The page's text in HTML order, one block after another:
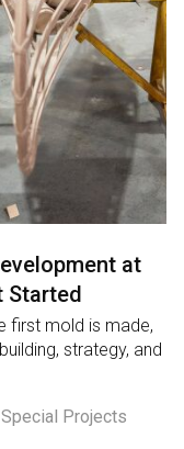
at
Started
first mold is made,
strategy, and
Projects